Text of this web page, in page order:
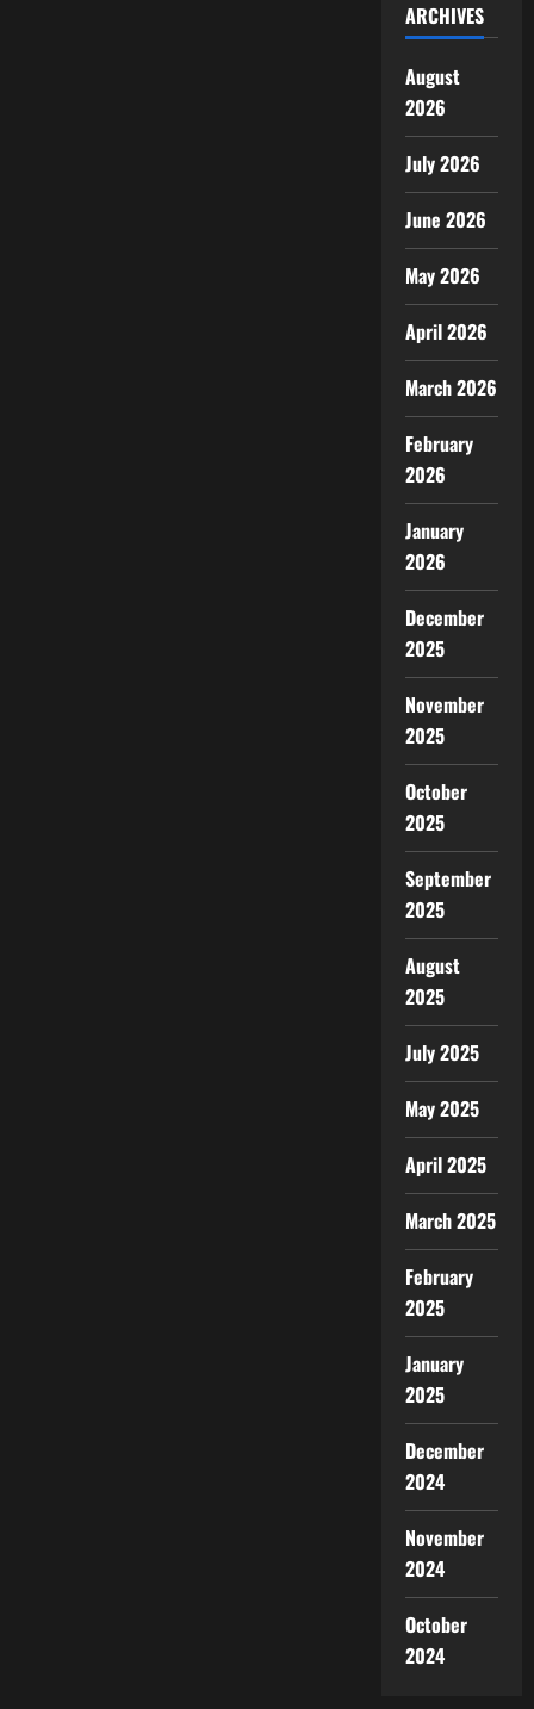
ARCHIVES
August
2026
July 2026
June 2026
May 2026
April 2026
March 2026
February
2026
January
2026
December
2025
November
2025
October
2025
September
2025
August
2025
July 2025
May 2025
April 2025
March 2025
February
2025
January
2025
December
2024
November
2024
October
2024